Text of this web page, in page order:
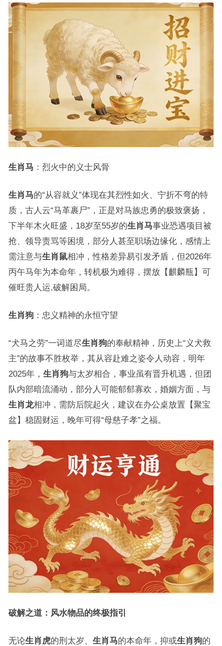
生肖马 ：烈火中的义士风骨
生肖马的“从容就义”体现在其烈性如火、宁折不弯的特
质，古人云“马革裹尸”，正是对马族忠勇的极致褒扬，
下半年木火旺盛，18岁至55岁的生肖马事业恐遇项目被
抢、领导责骂等困境，部分人甚至职场边缘化，感情上
需注意与生肖鼠相冲，性格差异易引发矛盾，但2026年
丙午马年为本命年，转机极为难得，摆放【麒麟瓶】可
催旺贵人运,破解困局。
生肖狗：忠义精神的永恒守望
“犬马之劳”一词道尽生肖狗的奉献精神，历史上“义犬救
主”的故事不胜枚举，其从容赴难之姿令人动容，明年
2025年， 生肖狗与太岁相合，事业虽有晋升机遇，但团
队内部暗流涌动，部分人可能郁郁寡欢，婚姻方面，与
生肖龙相冲，需防后院起火，建议在办公桌放置【聚宝
盆】稳固财运，晚年可得“母慈子孝”之福。
破解之道：风水物品的终极指引
无论生肖虎的刑太岁、 生肖马的本命年，抑或生肖狗的